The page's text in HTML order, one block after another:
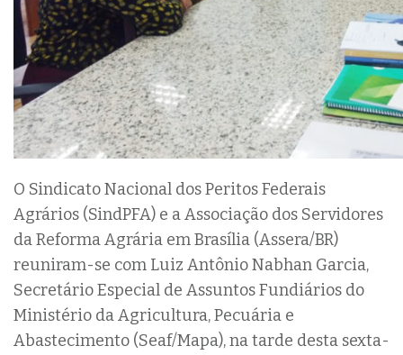
O Sindicato Nacional dos Peritos Federais
Agrários (SindPFA) e a Associação dos Servidores
da Reforma Agrária em Brasília (Assera/BR)
reuniram-se com Luiz Antônio Nabhan Garcia,
Secretário Especial de Assuntos Fundiários do
Ministério da Agricultura, Pecuária e
Abastecimento (Seaf/Mapa), na tarde desta sexta-